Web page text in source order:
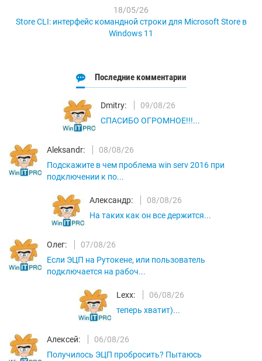
18/05/26
Store CLI: интерфейс командной строки для Microsoft Store в
Windows 11
Последние комментарии
Dmitry:
09/08/26
СПАСИБО ОГРОМНОЕ!!!...
Aleksandr:
08/08/26
Подскажите в чем проблема win serv 2016 при
подключении к по...
Александр:
08/08/26
На таких как он все держится...
Олег:
07/08/26
Если ЭЦП на Рутокене, или пользователь
подключается на рабоч...
Lexx:
06/08/26
теперь хватит)...
Алексей:
06/08/26
Получилось ЭЦП пробросить? Пытаюсь